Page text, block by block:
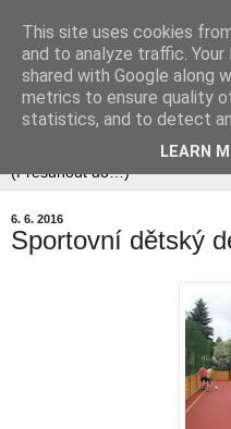
6. 6. 2016
Sportovní dětský
This site uses cookies
and to analyze traffic.
shared with Google along
metrics to ensure quality
statistics, and to detect
LEARN